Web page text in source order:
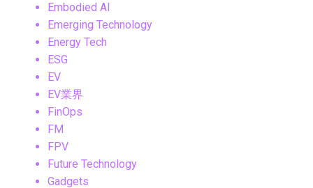
Embodied AI
Emerging Technology
Energy Tech
ESG
EV
EV業界
FinOps
FM
FPV
Future Technology
Gadgets